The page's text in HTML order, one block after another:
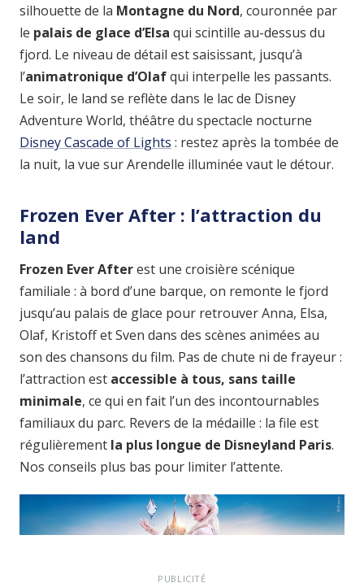
silhouette de la Montagne du Nord, couronnée par
le palais de glace d’Elsa qui scintille au-dessus du
fjord. Le niveau de détail est saisissant, jusqu’à
l’animatronique d’Olafqui interpelle les passants.
Le soir, le land se reflète dans le lac de Disney
Adventure World, théâtre du spectacle nocturne
Disney Cascade of Lights : restez après la tombée de
la nuit, la vue sur Arendelle illuminée vaut le détour.
Frozen Ever After : l’attraction du
land
Frozen Ever Afterest une croisière scénique
familiale : à bord d’une barque, on remonte le fjord
jusqu’au palais de glace pour retrouver Anna, Elsa,
Olaf, Kristoff et Sven dans des scènes animées au
son des chansons du film. Pas de chute ni de frayeur :
l’attraction est accessible à tous, sans taille
minimale, ce qui en fait l’un des incontournables
familiaux du parc. Revers de la médaille : la file est
régulièrement la plus longue de Disneyland Paris.
Nos conseils plus bas pour limiter l’attente.
PUBLICITÉ